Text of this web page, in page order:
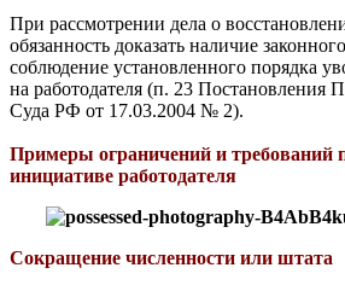
При рассмотрении дела о
обязанность доказать наличие
соблюдение установленного порядка
на работодателя (п. 23 Постановления
Суда РФ от 17.03.2004 № 2).
Примеры ограничений и требований
инициативе работодателя
Сокращение численности или штата